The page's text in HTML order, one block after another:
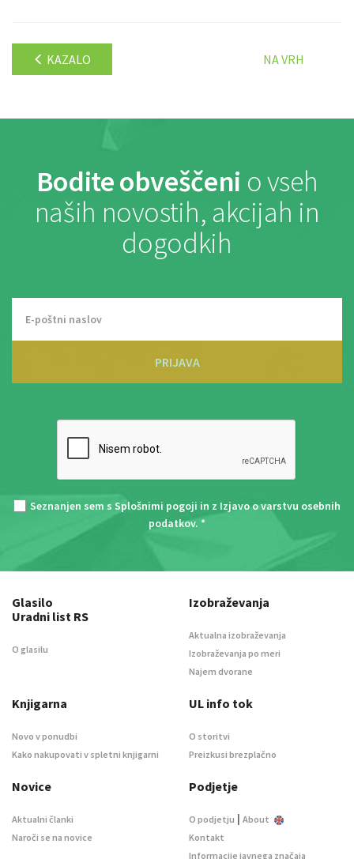
KAZALO NA VRH
Bodite obveščeni o vseh
naših novostih, akcijah in
dogodkih
PRIJAVA
Seznanjen sem s Splošnimi pogoji in z Izjavo o varstvu osebnih
podatkov. *
Glasilo
Uradni list RS
O glasilu
Izobraževanja
Aktualna izobraževanja
Izobraževanja po meri
Najem dvorane
Knjigarna
Novo v ponudbi
Kako nakupovati v spletni knjigarni
UL info tok
O storitvi
Preizkusi brezplačno
Novice
Aktualni članki
Naroči se na novice
Podjetje
O podjetju | About
Kontakt
Informacije javnega značaja